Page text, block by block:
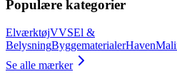
Populære kategorier
ElværktøjVVSEl &
BelysningByggematerialerHaven
Se alle mærker